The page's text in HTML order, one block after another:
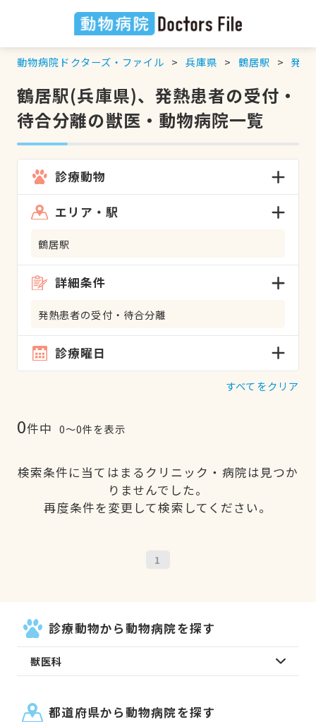
動物病院ドクターズ・ファイル 兵庫県 鶴居駅 発熱
鶴居駅(兵庫県)、発熱患者の受付・
待合分離の獣医・動物病院一覧
診療動物
エリア・駅
鶴居駅
詳細条件
発熱患者の受付・待合分離
診療曜日
すべてをクリア
0件中 0〜0件を表示
検索条件に当てはまるクリニック・病院は見つか
りませんでした。
再度条件を変更して検索してください。
1
診療動物から動物病院を探す
獣医科
都道府県から動物病院を探す